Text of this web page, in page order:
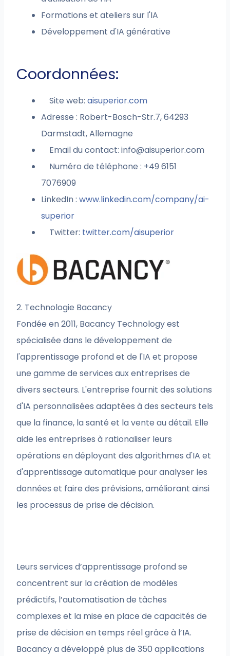
Formations et ateliers sur l'IA
Développement d'IA générative
Coordonnées:
Site web: aisuperior.com
Adresse : Robert-Bosch-Str.7, 64293
Darmstadt, Allemagne
Email du contact:info@aisuperior.com
Numéro de téléphone : +49 6151
7076909
LinkedIn : www.linkedin.com/company/ai-
superior
Twitter: twitter.com/aisuperior
2. Technologie Bacancy
Fondée en 2011, Bacancy Technology est
spécialisée dans le développement de
l'apprentissage profond et de l'IA et propose
une gamme de services aux entreprises de
divers secteurs. L'entreprise fournit des solutions
d'IA personnalisées adaptées à des secteurs tels
que la finance, la santé et la vente au détail. Elle
aide les entreprises à rationaliser leurs
opérations en déployant des algorithmes d'IA et
d'apprentissage automatique pour analyser les
données et faire des prévisions, améliorant ainsi
les processus de prise de décision.
Leurs services d’apprentissage profond se
concentrent sur la création de modèles
prédictifs, l’automatisation de tâches
complexes et la mise en place de capacités de
prise de décision en temps réel grâce à l’IA.
Bacancy a développé plus de 350 applications